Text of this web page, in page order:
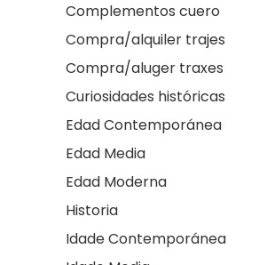
Complementos cuero
Compra/alquiler trajes
Compra/aluger traxes
Curiosidades históricas
Edad Contemporánea
Edad Media
Edad Moderna
Historia
Idade Contemporánea